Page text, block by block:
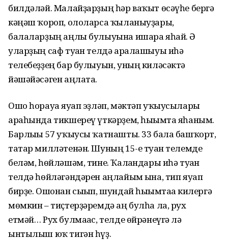
билдәләй. Малайҙарҙың һәр ваҡыт өсәүһе бергә
кәңәш ҡороп, ололарса ҡыланыуҙары,
балаларҙың аңлы булыуына ишара яһай. Ә
уларҙың саф туған телдә аралашыуы иһә
телебеҙҙең бар булыуын, уның киләсәктә
йәшәйәсәген аңлата.
Ошо һорауға яуап эҙләп, мәктәп уҡыусылары
араһында тикшереү үткәрҙем, һығымта яһаным.
Барлығы 57 уҡыусы ҡатнашты. 33 бала башҡорт,
татар милләтенән. Шуның 15-е туған телемде
беләм, һөйләшәм, тине. Ҡалғандары иһә туған
телдә һөйләгәндәрен аңлайым ғына, тип яуап
бирҙе. Ошонан сығып, шундай һығымтаға килергә
мөмкин – тиҫтерҙәремдә аң булһа ла, рух
етмәй… Рух булмағас, телде өйрәнеүгә лә
ынтылыш юҡ тигән һүҙ.